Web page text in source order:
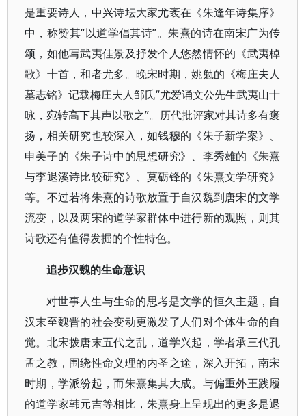
是重要诗人，中兴诗坛大家尤袤在《朱逢年诗集序》
中，称赞其“以道学倡其诗”。朱熹的诗在南宋广为传
颂，如他写武夷佳景及抒发个人悠然情怀的《武夷棹
歌》十首，和者尤多。晚宋时期，姚勉的《梅庄夫人
墓志铭》记载梅庄夫人邹氏“尤爱诵文公先生武夷山十
咏，宛转高下其声以歌之”。历代批评家对其诗多有褒
扬，相关研究也较深入，如钱穆的《朱子新学案》、
申美子的《朱子诗中的思想研究》、李秀雄的《朱熹
与李退溪诗比较研究》、莫砺锋的《朱熹文学研究》
等。不过若将朱熹的诗歌放置于自汉魏到唐宋的文学
流变，以及两宋的道学家群体中进行新的观照，则其
诗歌还有值得发掘的个性特色。
追步汉魏的生命意识
对世事人生与生命的思考是文学的恒久主题，自
汉末至魏晋的社会变动更激发了人们对个体生命的自
觉。北宋拨唐末五代之乱，道学兴起，学者承三代孔
孟之教，围绕性命义理的内圣之途，深入开拓，南宋
时期，学派纷起，而朱熹集其大成。与偏重外王践履
的道学家韩元吉等相比，朱熹身上呈现出的更多是退